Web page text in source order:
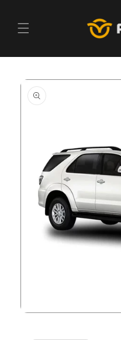
conteúdo
informações
do produto